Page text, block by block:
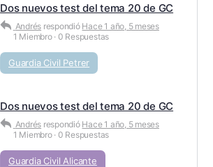
Dos nuevos test del tema 20 de GC
Andrés respondió Hace 1 año, 5 meses
1 Miembro · 0 Respuestas
Guardia Civil Petrer
Dos nuevos test del tema 20 de GC
Andrés respondió Hace 1 año, 5 meses
1 Miembro · 0 Respuestas
Guardia Civil Alicante